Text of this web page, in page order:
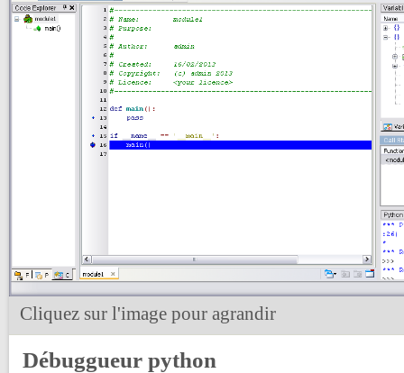
Cliquez sur l'image pour agrandir
Débuggueur python